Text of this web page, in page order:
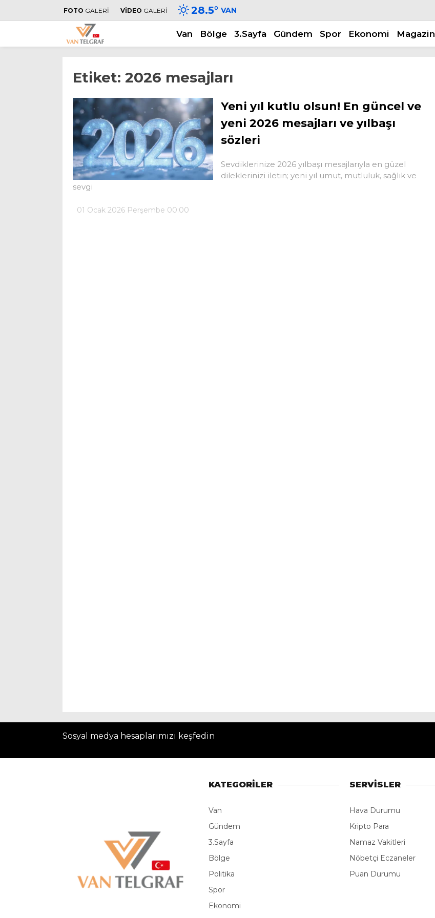
FOTO GALERİ VİDEO GALERİ 28.5° VAN
Van Bölge 3.Sayfa Gündem Spor Ekonomi Magazin
Etiket: 2026 mesajları
Yeni yıl kutlu olsun! En güncel ve
yeni 2026 mesajları ve yılbaşı
sözleri
Sevdiklerinize 2026 yılbaşı mesajlarıyla en güzel
dileklerinizi iletin; yeni yıl umut, mutluluk, sağlık ve
sevgi
01 Ocak 2026 Perşembe 00:00
Sosyal medya hesaplarımızı keşfedin
KATEGORİLER
Van
Gündem
3.Sayfa
Bölge
Politika
Spor
Ekonomi
SERVİSLER
Hava Durumu
Kripto Para
Namaz Vakitleri
Nöbetçi Eczaneler
Puan Durumu